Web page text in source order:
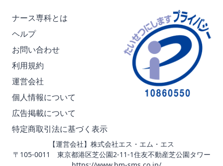
ナース専科とは
ヘルプ
お問い合わせ
利用規約
運営会社
個人情報について
広告掲載について
特定商取引法に基づく表示
【運営会社】株式会社エス・エム・エス
〒105-0011 東京都港区芝公園2-11-1住友不動産芝公園タワー